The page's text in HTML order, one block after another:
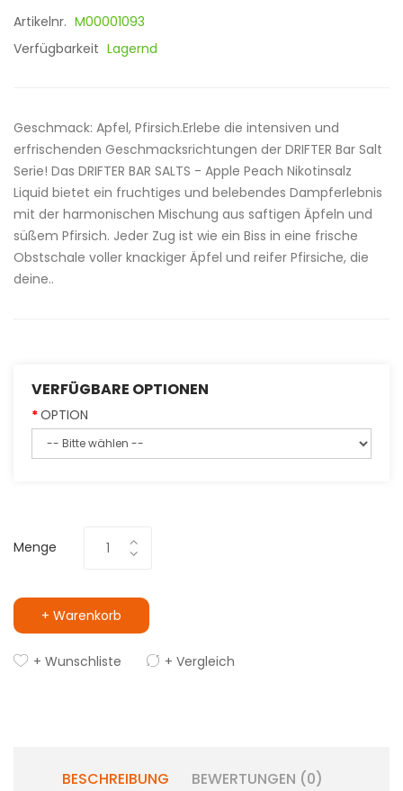
Artikelnr. M00001093
Verfügbarkeit Lagernd
Geschmack: Apfel, Pfirsich.Erlebe die intensiven und
erfrischenden Geschmacksrichtungen der DRIFTER Bar Salt
Serie! Das DRIFTER BAR SALTS - Apple Peach Nikotinsalz
Liquid bietet ein fruchtiges und belebendes Dampferlebnis
mit der harmonischen Mischung aus saftigen Äpfeln und
süßem Pfirsich. Jeder Zug ist wie ein Biss in eine frische
Obstschale voller knackiger Äpfel und reifer Pfirsiche, die
deine..
VERFÜGBARE OPTIONEN
OPTION
Menge
+ Warenkorb
+ Wunschliste + Vergleich
BESCHREIBUNG BEWERTUNGEN (0)